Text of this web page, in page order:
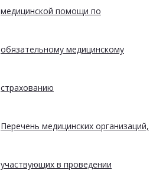
медицинской помощи по
обязательному медицинскому
страхованию
Перечень медицинских организаций,
участвующих в проведении